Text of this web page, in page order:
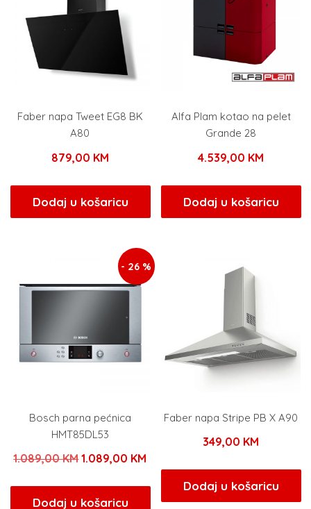
Faber napa Tweet EG8 BK
A80
879,00 KM
Dodaj u košaricu
Alfa Plam kotao na pelet
Grande 28
4.539,00 KM
Dodaj u košaricu
- 26 %
Bosch parna pećnica
HMT85DL53
1.089,00KMIzvorna
bila
1.089,00 KM
Dodaj u košaricu
Faber napa Stripe PB X A90
349,00 KM
Dodaj u košaricu